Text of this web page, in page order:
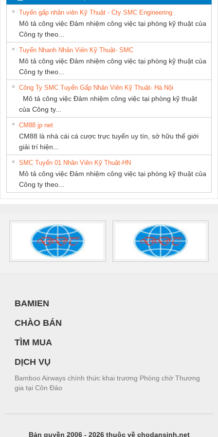
NAM
THUẬT ĐIỆN CƠ
GIA HƯNG
PHÁT
Tuyển gấp nhân viên Kỹ Thuật - Cty SMC Engineering
Mô tả công việc Đảm nhiệm công việc tại phòng kỹ thuật của
Công ty theo...
Tuyển Nhanh Nhân Viên Kỹ Thuật- SMC
Mô tả công việc Đảm nhiệm công việc tại phòng kỹ thuật của
Công ty theo...
Công Ty SMC Tuyển Gấp Nhân Viên Kỹ Thuật- Hà Nội
Mô tả công việc Đảm nhiệm công việc tại phòng kỹ thuật
của Công ty...
CM88 jp net
CM88 là nhà cái cá cược trực tuyến uy tín, sở hữu thế giới
giải trí hiện...
SMC Tuyển 01 Nhân Viên Kỹ Thuật-HN
Mô tả công việc Đảm nhiệm công việc tại phòng kỹ thuật của
Công ty theo...
BAMIEN
CHÀO BÁN
TÌM MUA
DỊCH VỤ
Bamboo Airways chính thức khai trương Phòng chờ Thương
gia tại Côn Đảo
Bản quyền 2006 - 2026 thuộc về chodansinh.net